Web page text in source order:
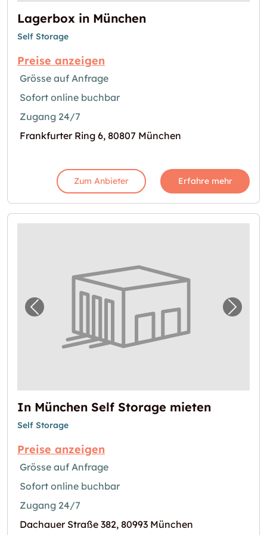
Lagerbox in München
Self Storage
Preise anzeigen
Grösse auf Anfrage
Sofort online buchbar
Zugang 24/7
Frankfurter Ring 6, 80807 München
Zum Anbieter Erfahre mehr
Vorheriges Bild für "In München Self
In München Self Storage mieten
Self Storage
Preise anzeigen
Grösse auf Anfrage
Sofort online buchbar
Zugang 24/7
Dachauer Straße 382, 80993 München